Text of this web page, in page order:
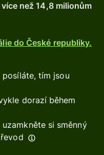
než 14,8 milionům
do České republiky.
posíláte, tím jsou
dorazí během
si směnný